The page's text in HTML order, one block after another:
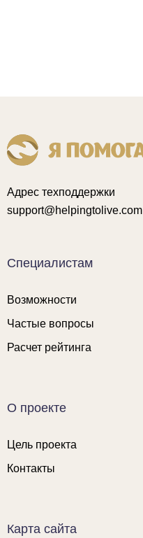
Адрес техподдержки
support@helpingtolive.com
Специалистам
Возможности
Частые вопросы
Расчет рейтинга
О проекте
Цель проекта
Контакты
Карта сайта